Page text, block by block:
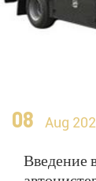
08 Aug
Введение